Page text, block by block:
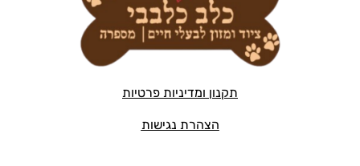
תקנון ומדיניות פרטיות
הצהרת נגישות